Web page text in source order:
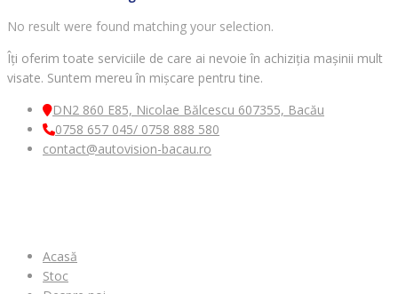
No result were found matching your selection.
Îți oferim toate serviciile de care ai nevoie în achiziția mașinii mult
visate. Suntem mereu în mișcare pentru tine.
DN2 860 E85, Nicolae Bălcescu 607355, Bacău
0758 657 045/ 0758 888 580
contact@autovision-bacau.ro
Acasă
Stoc